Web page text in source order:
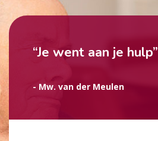
“Je went aan je hulp”
- Mw. van der Meulen